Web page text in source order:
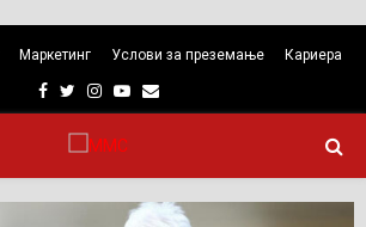
Маркетинг Услови за преземање Кариера
Facebook
TwitterInstagram
Youtube
Email